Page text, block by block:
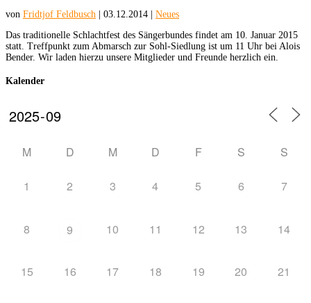
von Fridtjof Feldbusch 03.12.2014
Neues
Das traditionelle Schlachtfest des Sängerbundes findet am 10. Januar 2015
statt. Treffpunkt zum Abmarsch zur Sohl-Siedlung ist um 11 Uhr bei Alois
Bender. Wir laden hierzu unsere Mitglieder und Freunde herzlich ein.
Kalender
M D M D F S S
1 2 3 4 5 6 7
8 9 10 11 12 13 14
15 16 17 18 19 20 21